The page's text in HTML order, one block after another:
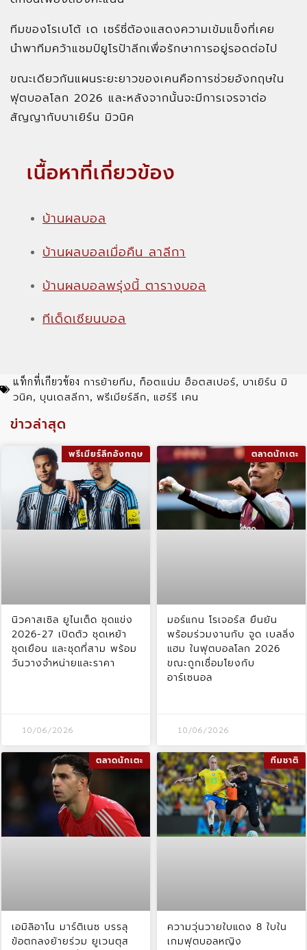
ทีมของโรเบโต้ เด เซร์ซี่ต้องแสดงความเข้มแข็งที่เคย
นำพาทีมคว้าแชมป์ยูโรป้าลีกเพื่อรักษาการอยู่รอดต่อไป
ขณะเดียวกันแผนระยะยาวของเคนคือการช่วยอังกฤษใน
ฟุตบอลโลก 2026 และหลังจากนั้นจะมีการเจรจาต่อ
สัญญากับบาเยิร์น มิวนิค
เนื้อหาที่เกี่ยวข้อง
บ้านผลบอล
บ้านผลบอลเมื่อคืน ลาลีกา
บ้านผลบอลพรุ่งนี้ ตารางบอล
ทีเด็ดเซียนบอล
แท็กที่เกียวข้อง การย้ายทีม ท็อตแน่ม ฮ็อตสเปอร์ บาเยิร์น มิ
วนิค บุนเดสลีกา พรีเมียร์ลีก แฮร์รี เคน
ข่าวล่าสุด
พรีเมียร์ลีกอังกฤษ
นิวคาสเซิล ยูไนเต็ด ชุดแข่ง
2026-27 เปิดตัว ชุดเหย้า
ชุดเยือน และชุดที่สาม พร้อม
วันวางจำหน่ายและราคา
10/06/2026
ตลาดนักเตะ
มอร์แกน โรเจอร์ส ยืนยัน
พร้อมร่วมงานกับ จูด เบลลิ่ง
แฮม ในฟุตบอลโลก 2026
ขณะถูกเชื่อมโยงกับ
อาร์เซนอล
10/06/2026
ตลาดนักเตะ
เอมิลิอาโน มาร์ติเนซ บรรลุ
ข้อตกลงย้ายร่วม ยูเวนตุส
ทีมชาติ
ความวุ่นวายใบแดง 8 ใบใน
เกมฟุตบอลหญิง